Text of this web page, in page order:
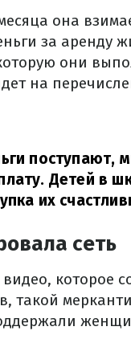
она
за аренду
они
на
поступают,
Детей в
их
сеть
которое
такой